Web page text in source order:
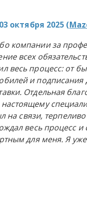
октября 2025 (
компании за
всех
весь процесс: от
и подписания
Отдельная
на связи,
весь процесс и
для меня. Я